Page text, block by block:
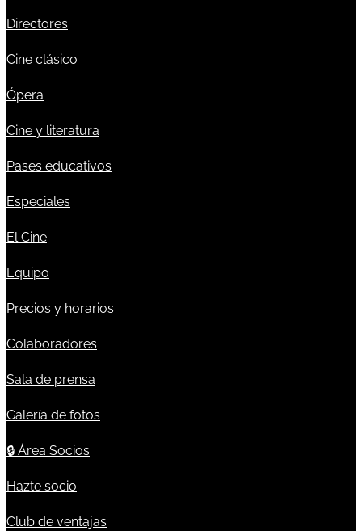
Directores
Cine clásico
Ópera
Cine y literatura
Pases educativos
Especiales
El Cine
Equipo
Precios y horarios
Colaboradores
Sala de prensa
Galería de fotos
🔒 Área Socios
Hazte socio
Club de ventajas